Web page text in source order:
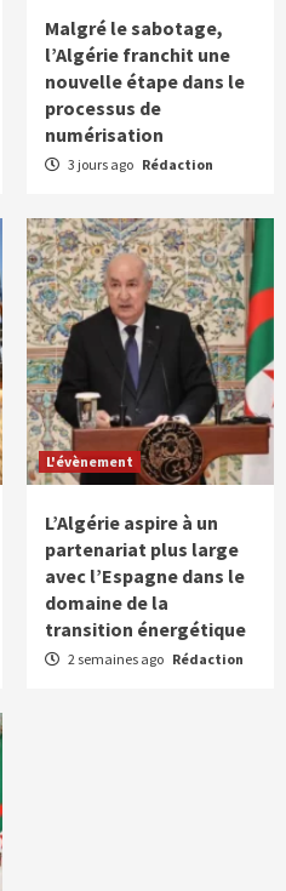
Malgré le sabotage,
l’Algérie franchit une
nouvelle étape dans le
processus de
numérisation
3 jours ago Rédaction
L'évènement
L’Algérie aspire à un
partenariat plus large
avec l’Espagne dans le
domaine de la
transition énergétique
2 semaines ago Rédaction